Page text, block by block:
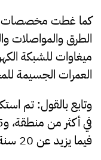
ميغاوات للشبكة
العمرات الجسيمة
فيما يزيد عن 20 سنة مضت.